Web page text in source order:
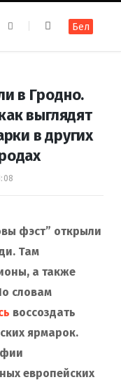
t
a
m
Бел
в Гродно.
выглядят
в других
фэст” открыли
Там
а также
словам
воссоздать
ярмарок.
европейских